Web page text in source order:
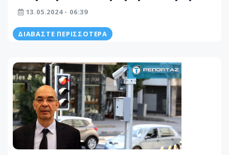
οχήματα που σταθμεύουν παράνομα
- Λεπτομέρειες
13.05.2024 - 06:39
ΔΙΑΒΆΣΤΕ ΠΕΡΙΣΣΌΤΕΡΑ